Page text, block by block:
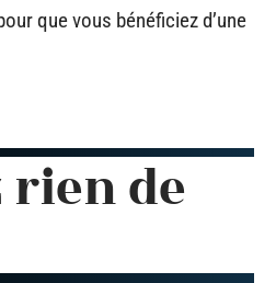
que vous bénéficiez d’une
rien de